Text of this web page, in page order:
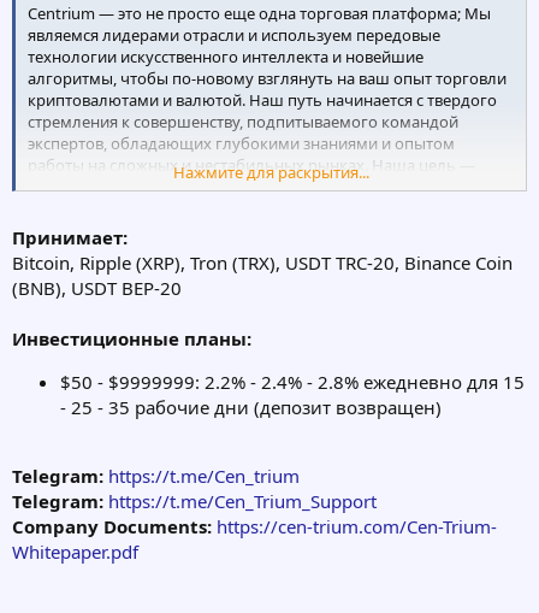
Centrium — это не просто еще одна торговая платформа; Мы
являемся лидерами отрасли и используем передовые
технологии искусственного интеллекта и новейшие
алгоритмы, чтобы по-новому взглянуть на ваш опыт торговли
криптовалютами и валютой. Наш путь начинается с твердого
стремления к совершенству, подпитываемого командой
экспертов, обладающих глубокими знаниями и опытом
работы на сложных и нестабильных рынках. Наша цель —
предоставить точные и целенаправленные торговые решения,
Centrium — это больше, чем просто торговая платформа; мы
представляем инновации в мире криптовалют и торговли на
рынке Форекс. Присоединяйтесь к нам в этом захватывающем
путешествии, и вместе мы будем ориентироваться на
финансовой свободе более ясным и достижимым, чем когда-
Нажмите для раскрытия...
Принимает:
Bitcoin, Ripple (XRP), Tron (TRX), USDT TRC-20, Binance Coin
(BNB), USDT BEP-20
Инвестиционные планы:
$50 - $9999999: 2.2% - 2.4% - 2.8% ежедневно для 15
- 25 - 35 рабочие дни (депозит возвращен)
Telegram: https://t.me/Cen_trium
Telegram: https://t.me/Cen_Trium_Support
Company Documents: https://cen-trium.com/Cen-Trium-
Whitepaper.pdf